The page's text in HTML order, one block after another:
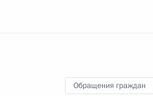
Обращения граждан